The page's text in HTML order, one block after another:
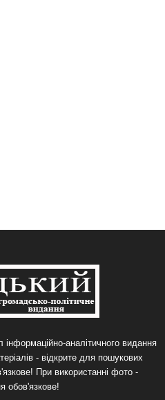
інформаційно-аналітичного видання
- відкрите для пошукових
При використанні фото -
обов'язкове!